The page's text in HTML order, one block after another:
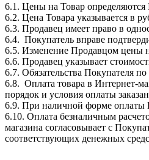
6.1. Цены на Товар определяются
6.2. Цена Товара указывается в
6.3. Продавец имеет право в
6.4. Покупатель вправе
6.5. Изменение Продавцом цены
6.6. Продавец указывает
6.7. Обязательства Покупателя
6.8. Оплата товара в Интернет-
порядок и условия оплаты
6.9. При наличной форме оплаты
6.10. Оплата безналичным
магазина согласовывает с
соответствующих денежных